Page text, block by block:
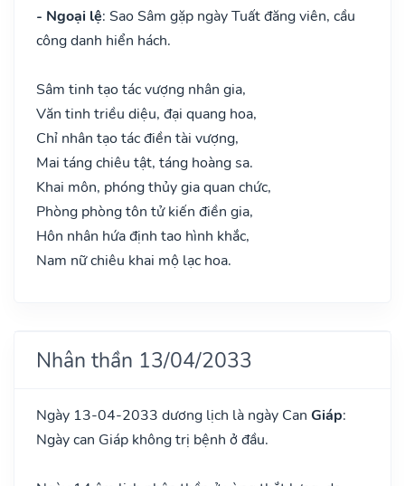
- Ngoại lệ: Sao Sâm gặp ngày Tuất đăng viên, cầu
công danh hiển hách.
Sâm tinh tạo tác vượng nhân gia,
Văn tinh triều diệu, đại quang hoa,
Chỉ nhân tạo tác điền tài vượng,
Mai táng chiêu tật, táng hoàng sa.
Khai môn, phóng thủy gia quan chức,
Phòng phòng tôn tử kiến điền gia,
Hôn nhân hứa định tao hình khắc,
Nam nữ chiêu khai mộ lạc hoa.
Nhân thần 13/04/2033
Ngày 13-04-2033 dương lịch là ngày Can Giáp:
Ngày can Giáp không trị bệnh ở đầu.